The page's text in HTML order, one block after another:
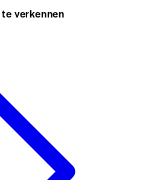
verkennen